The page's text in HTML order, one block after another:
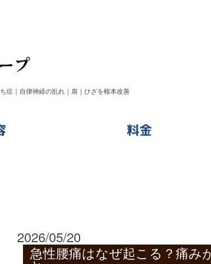
症｜自律神経の乱れ｜肩｜ひざを根本改善
2026/05/20
急性腰痛はなぜ起こる？痛み